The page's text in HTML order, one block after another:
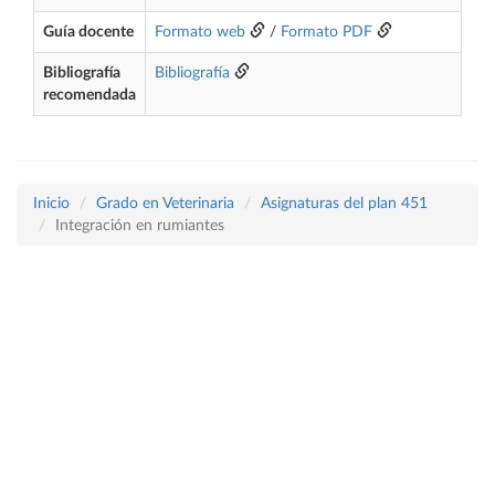
Guía docente Formato web / Formato PDF
Bibliografía
recomendada
Bibliografía
Inicio Grado en Veterinaria
Asignaturas del plan 451
Integración en rumiantes